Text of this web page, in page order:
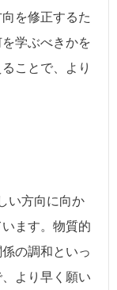
を修正するた
学ぶべきかを
ことで、より
い方向に向か
ます。物質的
の調和といっ
より早く願い